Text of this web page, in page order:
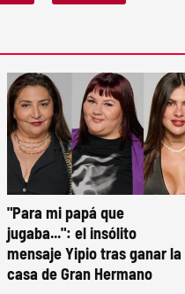
"Para mi papá que
jugaba...": el insólito
mensaje Yipio tras ganar la
casa de Gran Hermano